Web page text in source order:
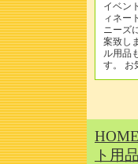
イベン
ィネー
ニーズ
案致し
ル用品
す。 お
HOME
ト用品